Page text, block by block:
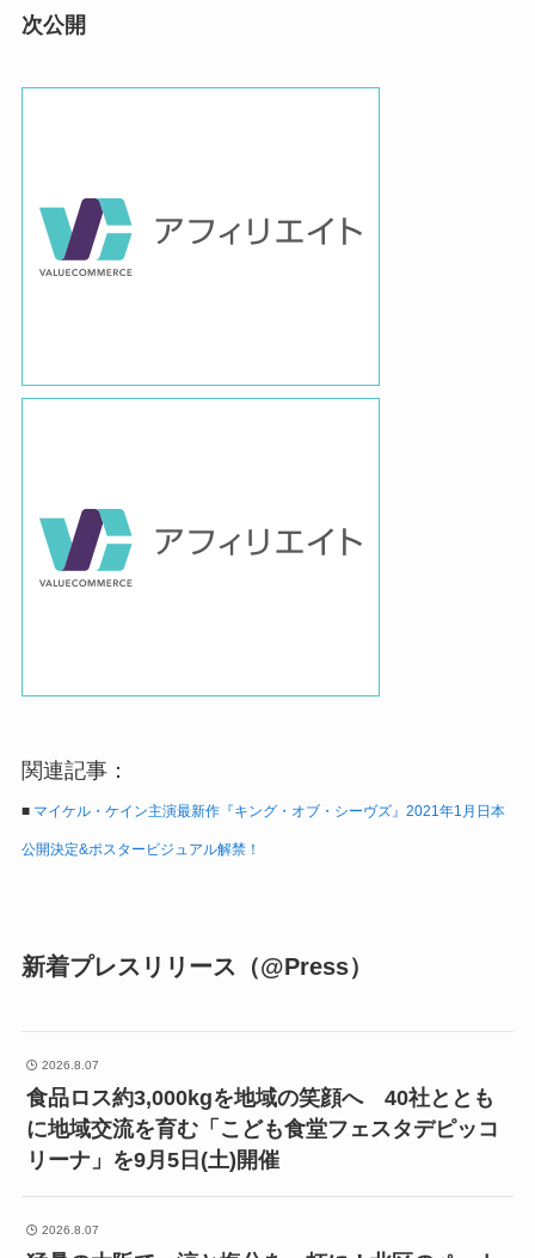
次公開
関連記事：
■ マイケル・ケイン主演最新作『キング・オブ・シーヴズ』2021年1月日本
公開決定&ポスタービジュアル解禁！
新着プレスリリース（@Press）
2026.8.07
食品ロス約3,000kgを地域の笑顔へ 40社ととも
に地域交流を育む「こども食堂フェスタデピッコ
リーナ」を9月5日(土)開催
2026.8.07